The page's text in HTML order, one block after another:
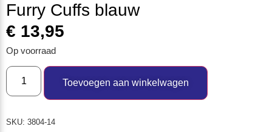
Furry Cuffs blauw
€ 13,95
Op voorraad
Toevoegen aan winkelwagen
SKU: 3804-14